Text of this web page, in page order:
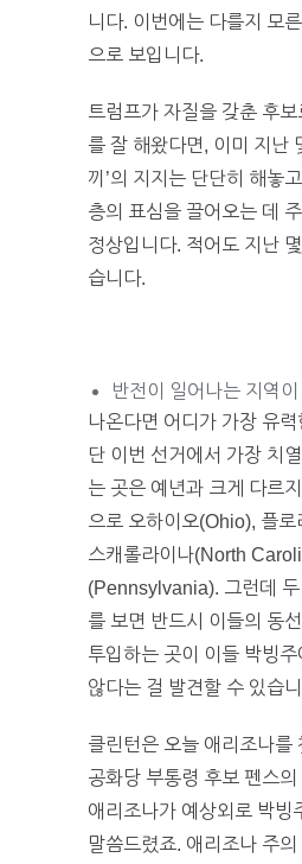
니다. 이번에는 다를지 모
으로 보입니다.
트럼프가 자질을 갖춘 후보
를 잘 해왔다면, 이미 지난
끼’의 지지는 단단히 해놓
층의 표심을 끌어오는 데
정상입니다. 적어도 지난
습니다.
반전이 일어나는 지역
나온다면 어디가 가장 유
단 이번 선거에서 가장 치
는 곳은 예년과 크게 다르
으로 오하이오(Ohio), 플
스캐롤라이나(North
(Pennsylvania). 그런데
를 보면 반드시 이들의 동
투입하는 곳이 이들 박빙주
않다는 걸 발견할 수 있습
클린턴은 오늘 애리조나를
공화당 부통령 후보 펜스의
애리조나가 예상외로 박빙
말씀드렸죠. 애리조나 주의